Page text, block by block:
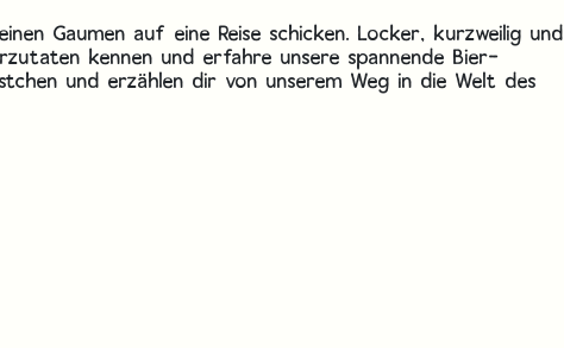
Gaumen auf eine Reise schicken. Locker, kurzweilig und
kennen und erfahre unsere spannende Bier-
und erzählen dir von unserem Weg in die Welt des